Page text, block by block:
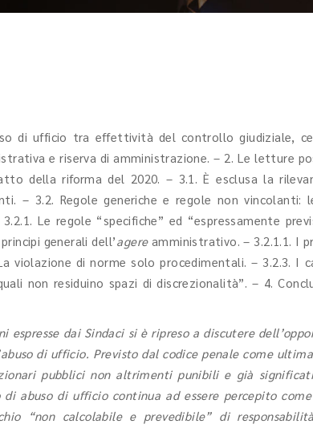
di ufficio tra effettività del controllo giudiziale,
e riserva di amministrazione. – 2. Le letture
della riforma del 2020. – 3.1. È esclusa la
– 3.2. Regole generiche e regole non vincolanti:
Le regole “specifiche” ed “espressamente
generali dell’agereamministrativo. – 3.2.1.1. I
violazione di norme solo procedimentali. – 3.2.3. I
non residuino spazi di discrezionalità”. – 4.
espresse dai Sindaci si è ripreso a discutere
di ufficio. Previsto dal codice penale come
pubblici non altrimenti punibili e già
abuso di ufficio continua ad essere percepito
“non calcolabile e prevedibile” di